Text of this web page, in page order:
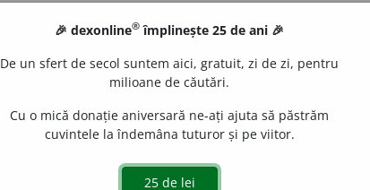
🎉 dexonline® împlinește 25 de ani 🎉
De un sfert de secol suntem aici, gratuit, zi de zi, pentru
milioane de căutări.
Cu o mică donație aniversară ne-ați ajuta să păstrăm
cuvintele la îndemâna tuturor și pe viitor.